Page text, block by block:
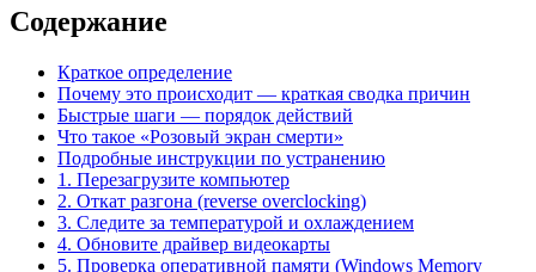
Содержание
Краткое определение
Почему это происходит — краткая сводка причин
Быстрые шаги — порядок действий
Что такое «Розовый экран смерти»
Подробные инструкции по устранению
1. Перезагрузите компьютер
2. Откат разгона (reverse overclocking)
3. Следите за температурой и охлаждением
4. Обновите драйвер видеокарты
5. Проверка оперативной памяти (Windows Memory